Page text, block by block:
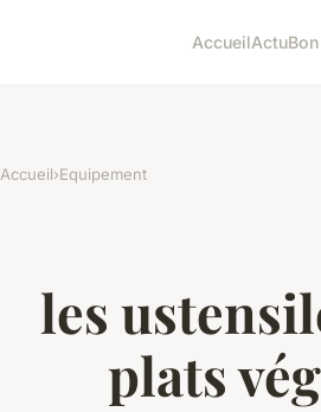
AccueilActu
Accueil›Equipement
les
plats